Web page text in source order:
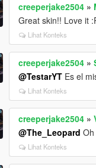
creeperjake2504 »
Great skin!! Love it
Lihat Konteks
creeperjake2504 »
@TestarYT Es el
Lihat Konteks
creeperjake2504 »
@The_Leopard
Lihat Konteks